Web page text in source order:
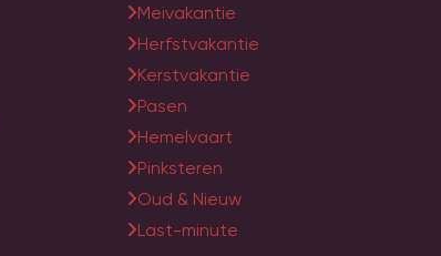
Meivakantie
Herfstvakantie
Kerstvakantie
Pasen
Hemelvaart
Pinksteren
Oud & Nieuw
Last-minute